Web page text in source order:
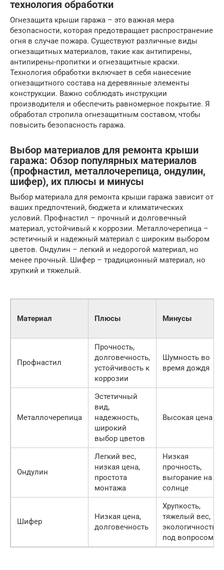
технология обработки
Огнезащита крыши гаража – это важная мера
безопасности, которая предотвращает распространение
огня в случае пожара. Существуют различные виды
огнезащитных материалов, такие как антипирены,
антипирены-пропитки и огнезащитные краски.
Технология обработки включает в себя нанесение
огнезащитного состава на деревянные элементы
конструкции. Важно соблюдать инструкции
производителя и обеспечить равномерное покрытие. Я
обработал стропила огнезащитным составом, чтобы
повысить безопасность гаража.
Выбор материалов для ремонта крыши
гаража: Обзор популярных материалов
(профнастил, металлочерепица, ондулин,
шифер), их плюсы и минусы
Выбор материала для ремонта крыши гаража зависит от
ваших предпочтений, бюджета и климатических
условий. Профнастил – прочный и долговечный
материал, устойчивый к коррозии. Металлочерепица –
эстетичный и надежный материал с широким выбором
цветов. Ондулин – легкий и недорогой материал, но
менее прочный. Шифер – традиционный материал, но
хрупкий и тяжелый.
Материал Плюсы Минусы
Профнастил
Прочность,
долговечность,
устойчивость к
коррозии
Шумность во
время дождя
Металлочерепица
Эстетичный
вид,
надежность,
широкий
выбор цветов
Высокая цена
Ондулин
Легкий вес,
низкая цена,
простота
монтажа
Низкая
прочность,
выгорание на
солнце
Шифер
Низкая цена,
долговечность
Хрупкость,
тяжелый вес,
экологичность
под вопросом